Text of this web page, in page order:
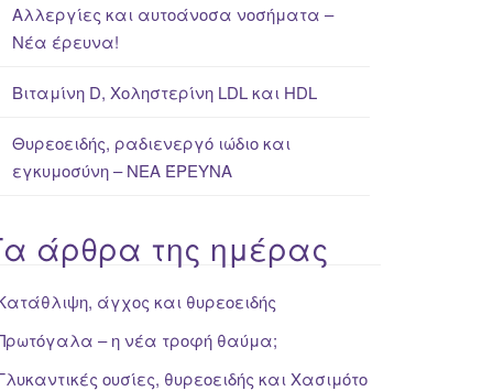
Αλλεργίες και αυτοάνοσα νοσήματα –
Νέα έρευνα!
Βιταμίνη D, Χοληστερίνη LDL και HDL
Θυρεοειδής, ραδιενεργό ιώδιο και
εγκυμοσύνη – ΝΕΑ ΈΡΕΥΝΑ
άρθρα της ημέρας
άγχος και θυρεοειδής
– η νέα τροφή θαύμα;
ουσίες, θυρεοειδής και Χασιμότο